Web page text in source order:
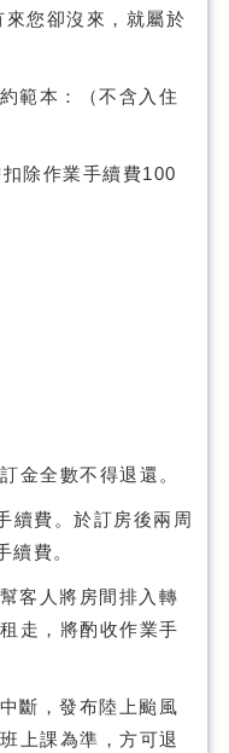
您卻沒來，就屬於
範本：（不含入住
除作業手續費100
金全數不得退還。
續費。於訂房後兩周
續費。
客人將房間排入轉
走，將酌收作業手
斷，發布陸上颱風
上課為準，方可退